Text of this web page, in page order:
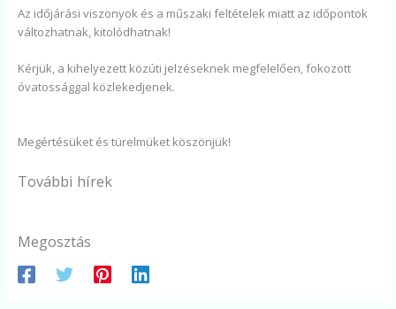
Az időjárási viszonyok és a műszaki feltételek miatt az időpontok
változhatnak, kitolódhatnak!
Kérjük, a kihelyezett közúti jelzéseknek megfelelően, fokozott
óvatossággal közlekedjenek.
Megértésüket és türelmüket köszönjük!
További hírek
Megosztás